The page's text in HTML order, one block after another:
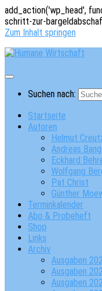
add_action('wp_head',
schritt-zur-
Zum Inhalt springen
Suchen nach:
Startseite
Autoren
Helmut
Andreas
Eckhard
Wolfgang
Pat Christ
Günther
Terminkalender
Abo & Probeheft
Shop
Links
Archiv
Ausgaben
Ausgaben
Ausgaben